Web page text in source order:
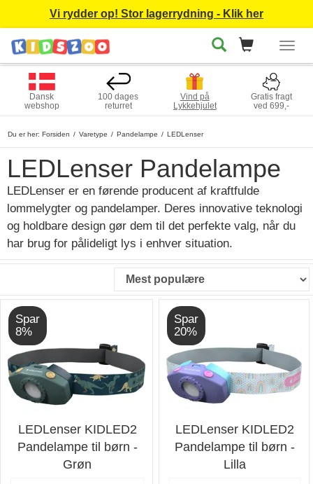
Vi rydder op! Stor lagerrydning - Klik her
Dansk
webshop
100 dages
returret
Vind på
Lykkehjulet
Gratis fragt
ved 699,-
Du er her: Forsiden Varetype Pandelampe LEDLenser
LEDLenser Pandelampe
LEDLenser er en førende producent af kraftfulde
lommelygter og pandelamper. Deres innovative teknologi
og holdbare design gør dem til det perfekte valg, når du
har brug for pålideligt lys i enhver situation.
Spar
8%
LEDLenser KIDLED2
Pandelampe til børn -
Grøn
Spar
20%
LEDLenser KIDLED2
Pandelampe til børn -
Lilla